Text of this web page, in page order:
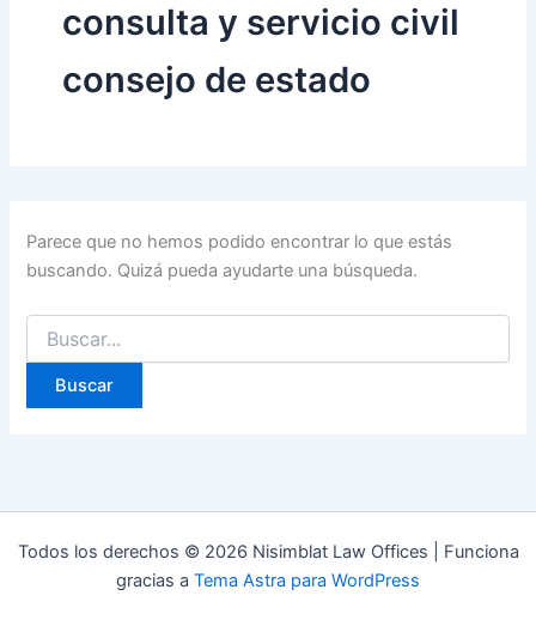
consulta y servicio civil
consejo de estado
Parece que no hemos podido encontrar lo que estás
buscando. Quizá pueda ayudarte una búsqueda.
por:
Todos los derechos © 2026 Nisimblat Law Offices | Funciona
gracias a Tema Astra para WordPress